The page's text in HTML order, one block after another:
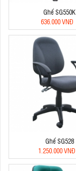
Ghế SG550K
636.000 VNĐ
Ghế SG528
1.250.000 VNĐ